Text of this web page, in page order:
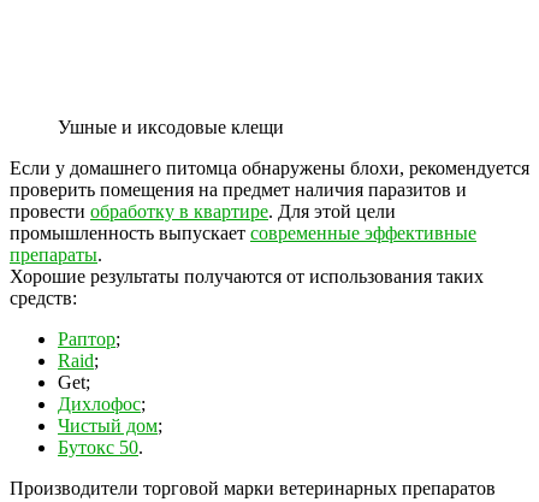
Ушные и иксодовые клещи
Если у домашнего питомца обнаружены блохи, рекомендуется
проверить помещения на предмет наличия паразитов и
провести обработку в квартире. Для этой цели
промышленность выпускает современные эффективные
препараты.
Хорошие результаты получаются от использования таких
средств:
Раптор;
Raid;
Get;
Дихлофос;
Чистый дом;
Бутокс 50.
Производители торговой марки ветеринарных препаратов